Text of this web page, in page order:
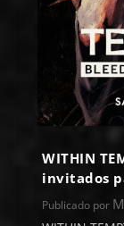
WITHIN
invitados
Publicado por